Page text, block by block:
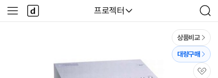
다나와
프로젝터
검
색
사
이
다
나
와
상품비교
대량구매